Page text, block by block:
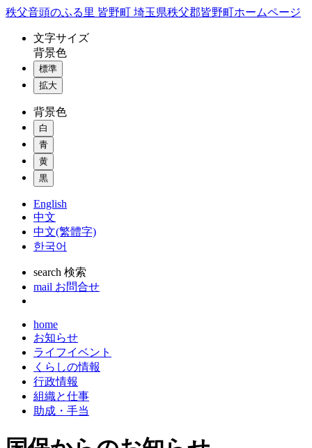
コ
秩父音頭のふる里 皆野町 埼玉県秩父郡皆野町ホームページ
文字サイズ
背景色
標準
拡大
背景色
白
青
黄
黒
English
中文
中文(繁體字)
한국어
search 検索
mail お問合せ
home
お知らせ
ライフイベント
くらしの情報
行政情報
組織と仕事
助成・手当